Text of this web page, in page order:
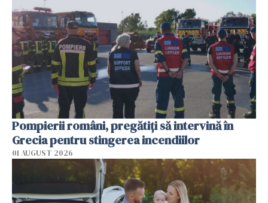
Pompierii români, pregătiţi să intervină în
Grecia pentru stingerea incendiilor
01 AUGUST 2026